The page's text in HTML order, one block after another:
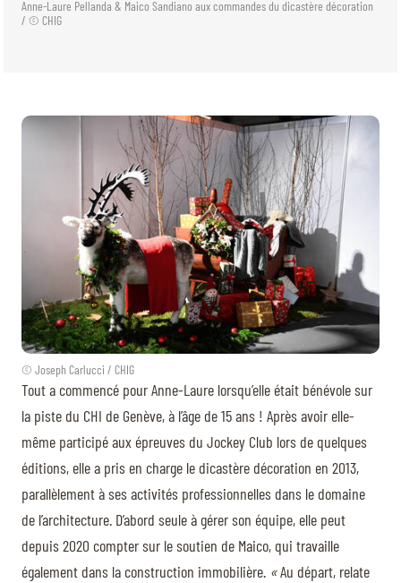
Anne-Laure Pellanda & Maico Sandiano aux commandes du dicastère décoration
/ © CHIG
© Joseph Carlucci / CHIG
Tout a commencé pour Anne-Laure lorsqu’elle était bénévole sur
la piste du CHI de Genève, à l’âge de 15 ans ! Après avoir elle-
même participé aux épreuves du Jockey Club lors de quelques
éditions, elle a pris en charge le dicastère décoration en 2013,
parallèlement à ses activités professionnelles dans le domaine
de l’architecture. D’abord seule à gérer son équipe, elle peut
depuis 2020 compter sur le soutien de Maico, qui travaille
également dans la construction immobilière. «Au départ, relate